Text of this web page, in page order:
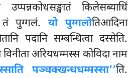
उप्पन्नकोधसङ्खातं किलेसब्याधिं
तं पुग्गलं.यो पुग्गलोतिआदिना
पदानि सम्बन्धित्वा दस्सेति.
अरियधम्मस्स कोविदा नाम
पञ्चक्खन्धधम्मस्सा’’ति.